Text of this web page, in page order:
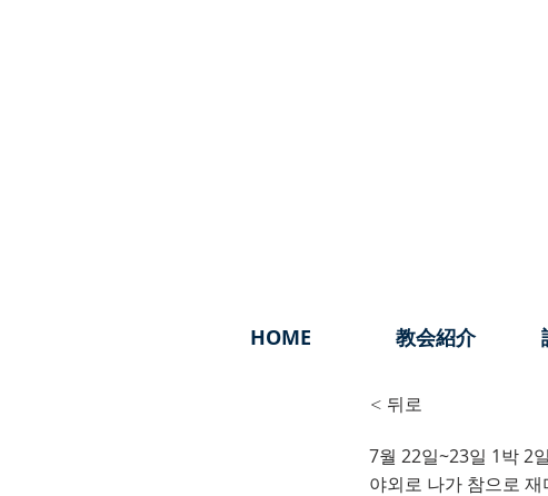
HOME 教会紹介
< 뒤로
7월 22일~23일 1박 2
야외로 나가 참으로